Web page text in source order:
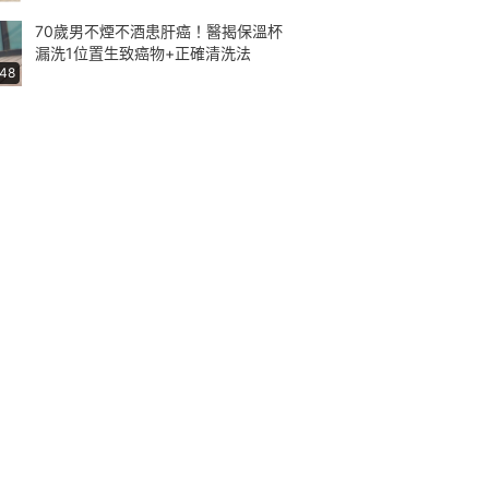
70歲男不煙不酒患肝癌！醫揭保溫杯
漏洗1位置生致癌物+正確清洗法